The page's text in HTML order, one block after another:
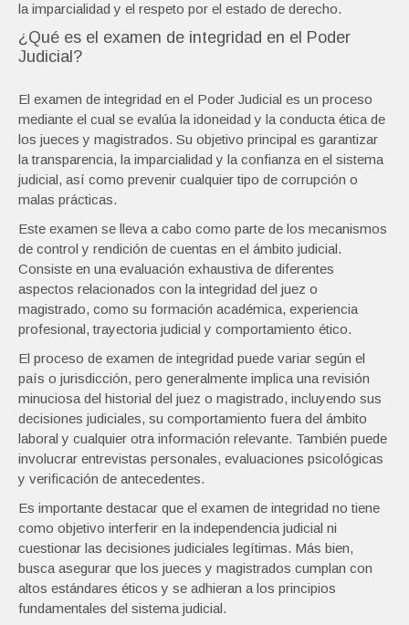
la imparcialidad y el respeto por el estado de derecho.
¿Qué es el examen de integridad en el Poder
Judicial?
El examen de integridad en el Poder Judicial es un proceso
mediante el cual se evalúa la idoneidad y la conducta ética de
los jueces y magistrados. Su objetivo principal es garantizar
la transparencia, la imparcialidad y la confianza en el sistema
judicial, así como prevenir cualquier tipo de corrupción o
malas prácticas.
Este examen se lleva a cabo como parte de los mecanismos
de control y rendición de cuentas en el ámbito judicial.
Consiste en una evaluación exhaustiva de diferentes
aspectos relacionados con la integridad del juez o
magistrado, como su formación académica, experiencia
profesional, trayectoria judicial y comportamiento ético.
El proceso de examen de integridad puede variar según el
país o jurisdicción, pero generalmente implica una revisión
minuciosa del historial del juez o magistrado, incluyendo sus
decisiones judiciales, su comportamiento fuera del ámbito
laboral y cualquier otra información relevante. También puede
involucrar entrevistas personales, evaluaciones psicológicas
y verificación de antecedentes.
Es importante destacar que el examen de integridad no tiene
como objetivo interferir en la independencia judicial ni
cuestionar las decisiones judiciales legítimas. Más bien,
busca asegurar que los jueces y magistrados cumplan con
altos estándares éticos y se adhieran a los principios
fundamentales del sistema judicial.